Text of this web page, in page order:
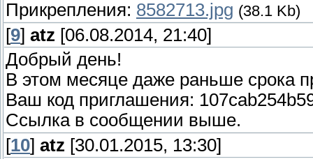
Прикрепления: 8582713.jpg (38.1 Kb)
[9] atz [06.08.2014, 21:40]
Добрый день!
В этом месяце даже раньше срока
Ваш код приглашения:
Ссылка в сообщении выше.
[10] atz [30.01.2015, 13:30]